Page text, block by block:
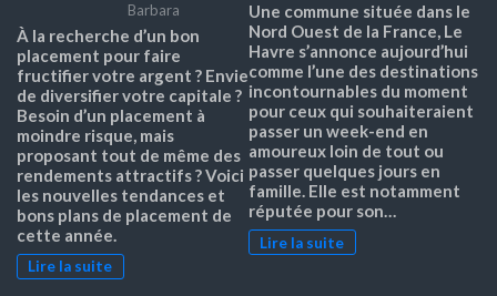
Barbara
À la recherche d’un bon
placement pour faire
fructifier votre argent ? Envie
de diversifier votre capitale ?
Besoin d’un placement à
moindre risque, mais
proposant tout de même des
rendements attractifs ? Voici
les nouvelles tendances et
bons plans de placement de
cette année.
Lire la suite
Une commune située dans le
Nord Ouest de la France, Le
Havre s’annonce aujourd’hui
comme l’une des destinations
incontournables du moment
pour ceux qui souhaiteraient
passer un week-end en
amoureux loin de tout ou
passer quelques jours en
famille. Elle est notamment
réputée pour son…
Lire la suite